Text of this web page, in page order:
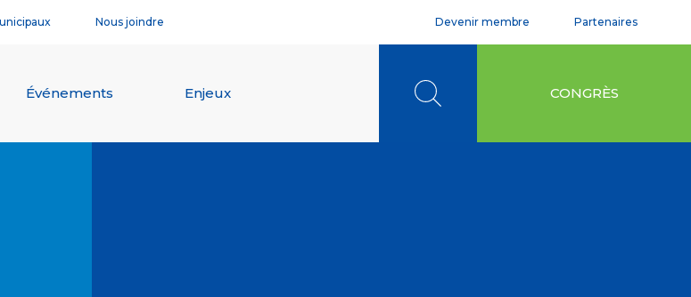
Nous joindre Devenir membre Partenaires
Événements Enjeux Rechercher CONGRÈS